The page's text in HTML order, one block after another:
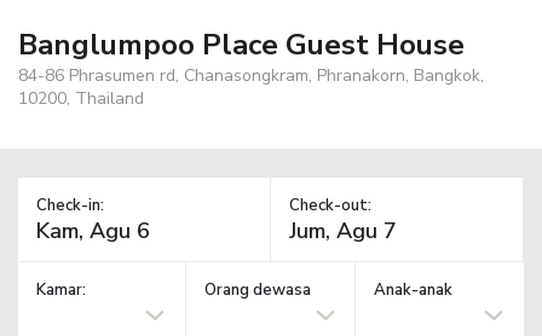
Banglumpoo Place Guest House
84-86 Phrasumen rd, Chanasongkram, Phranakorn, Bangkok,
10200, Thailand
Check-in: Check-out:
Kamar: Orang dewasa Anak-anak